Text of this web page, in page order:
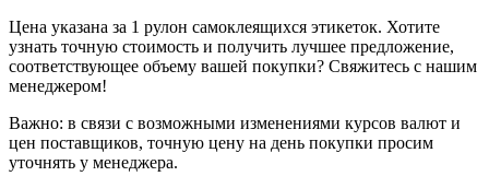
Цена указана за 1 рулон самоклеящихся этикеток. Хотите
узнать точную стоимость и получить лучшее предложение,
соответствующее объему вашей покупки? Свяжитесь с нашим
менеджером!
Важно: в связи с возможными изменениями курсов валют и
цен поставщиков, точную цену на день покупки просим
уточнять у менеджера.